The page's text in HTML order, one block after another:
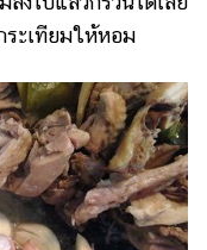
ระเทียมให้หอม